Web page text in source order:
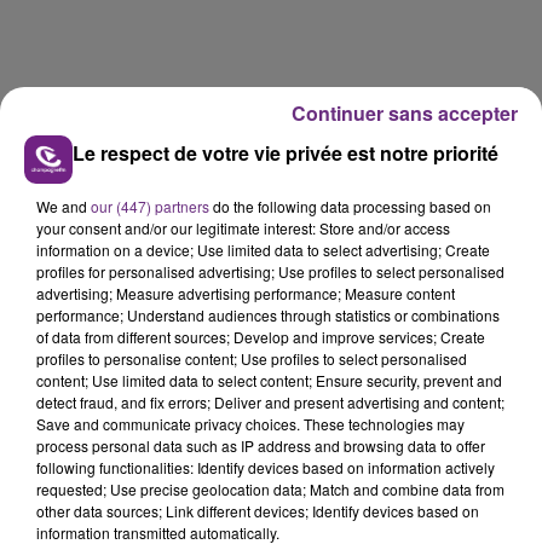
7 août 2026
LA CENTRALE NUCLÉAIRE DE CHOOZ
TOUJOURS À L'ARRÊT
Cela fait déjà une semaine que la centrale
nucléaire ardennaise est à l'arrêt. Une situation
justifiée par la sécheresse intense qui est toujours
présente.
Le respect de votre vie privée est notre priorité
We and our (447) partnersdo the following data processing based on
your consent and/or our legitimate interest: Store and/or access
information on a device; Use limited data to select advertising; Create
profiles for personalised advertising; Use profiles to select personalised
advertising; Measure advertising performance; Measure content
performance; Understand audiences through statistics or combinations
of data from different sources; Develop and improve services; Create
profiles to personalise content; Use profiles to select personalised
content; Use limited data to select content; Ensure security, prevent and
detect fraud, and fix errors; Deliver and present advertising and content;
Save and communicate privacy choices. These technologies may
process personal data such as IP address and browsing data to offer
following functionalities: Identify devices based on information actively
requested; Use precise geolocation data; Match and combine data from
other data sources; Link different devices; Identify devices based on
information transmitted automatically.
Continuer sans accepter